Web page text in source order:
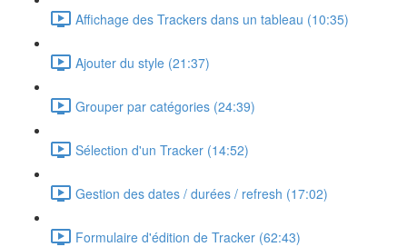
Affichage des Trackers dans un tableau (10:35)
Ajouter du style (21:37)
Grouper par catégories (24:39)
Sélection d'un Tracker (14:52)
Gestion des dates / durées / refresh (17:02)
Formulaire d'édition de Tracker (62:43)